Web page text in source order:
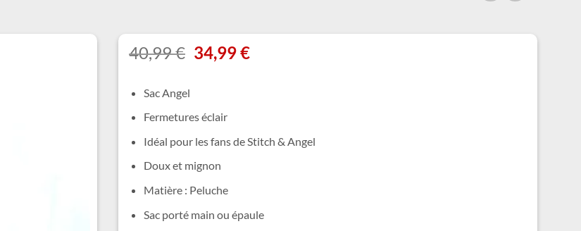
40,99€ Le
prix
40,99 €.
34,99€Le
Sac Angel
Fermetures éclair
Idéal pour les fans de Stitch & Angel
Doux et mignon
Matière : Peluche
Sac porté main ou épaule